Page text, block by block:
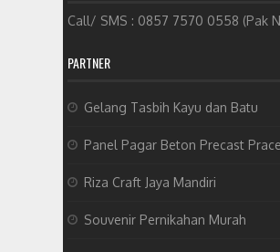
Call/ SMS : 0857 7570 0558 (Pak
PARTNER
Gelang Tasbih Kayu dan Batu
Panel Pagar Beton Precast
Riza Craft Jaya Mandiri
Souvenir Pernikahan Murah